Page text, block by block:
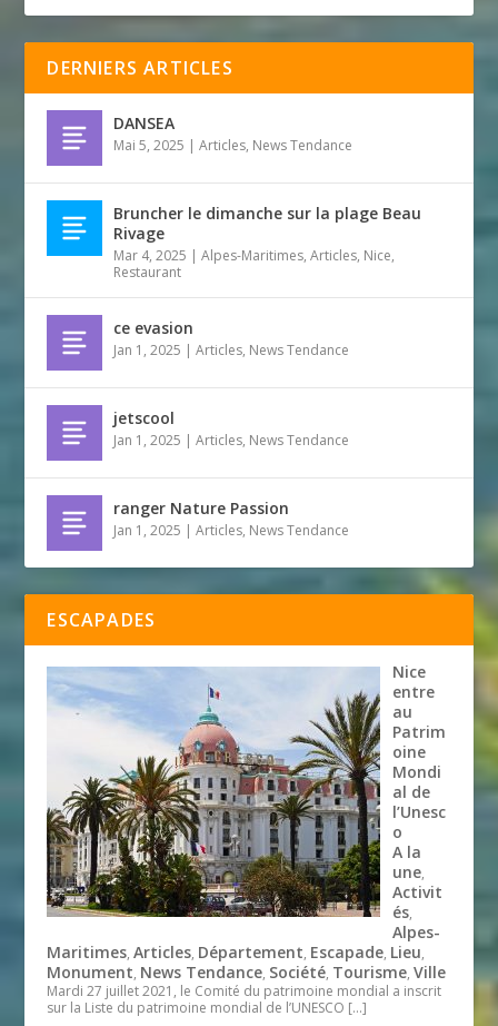
DERNIERS ARTICLES
DANSEA
Mai 5, 2025 |Articles, News Tendance
Bruncher le dimanche sur la plage Beau
Rivage
Mar 4, 2025 |Alpes-Maritimes,Articles, Nice,
Restaurant
ce evasion
Jan 1, 2025 |Articles, News Tendance
jetscool
Jan 1, 2025 |Articles, News Tendance
ranger Nature Passion
Jan 1, 2025 |Articles, News Tendance
ESCAPADES
Nice
entre
au
Patrim
oine
Mondi
al de
l’Unesc
o
A la
une,
Activit
és,
Alpes-
Maritimes,Articles, Département, Escapade, Lieu,
Monument, News Tendance, Société, Tourisme,Ville
Mardi 27 juillet 2021, le Comité du patrimoine mondial a inscrit
sur la Liste du patrimoine mondial de l’UNESCO […]